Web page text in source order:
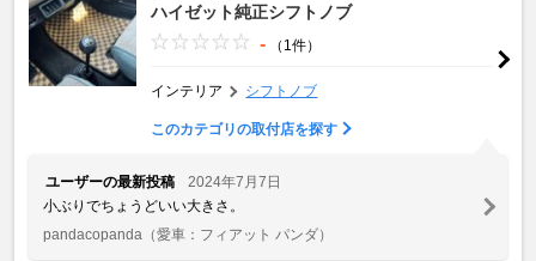
ハイゼット純正シフトノブ
- （1件）
インテリア シフトノブ
このカテゴリの取付店を探す
ユーザーの最新投稿
2024年7月7日
小ぶりでちょうどいい大きさ。
pandacopanda （愛車：フィアット パンダ）